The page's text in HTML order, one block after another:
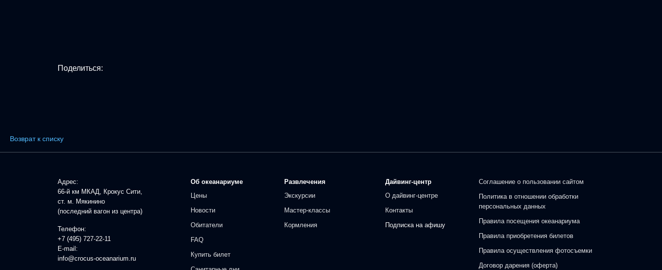
Поделиться:
Возврат к списку
Адрес:
66-й км МКАД, Крокус Сити,
ст. м. Мякинино
(последний вагон из центра)
Телефон:
+7 (495) 727-22-11
E-mail:
info@crocus-oceanarium.ru
Об океанариуме
Цены
Новости
Обитатели
FAQ
Купить билет
Развлечения
Экскурсии
Мастер-классы
Кормления
Дайвинг-центр
О дайвинг-центре
Контакты
Подписка на афишу
Соглашение о пользовании сайтом
Политика в отношении обработки
персональных данных
Правила посещения океанариума
Правила приобретения билетов
Правила осуществления фотосъемки
Договор дарения (оферта)